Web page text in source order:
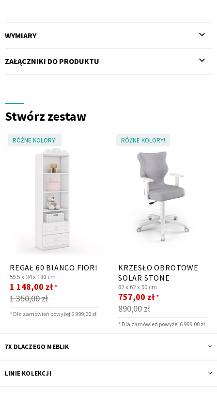
WYMIARY
ZAŁĄCZNIKI DO PRODUKTU
Stwórz zestaw
RÓŻNE KOLORY!
REGAŁ 60 BIANCO FIORI
59.5 x 34 x 180 cm
1 350,00 zł
Cena
promocyjna
1 148,00 zł *
* Dla zamówień powyżej 6 999,00 zł
RÓŻNE KOLORY!
KRZESŁO OBROTOWE
SOLAR STONE
62 x 62 x 90 cm
890,00 zł
Cena
promocyjna
757,00 zł *
* Dla zamówień powyżej 6 999,00 zł
7X DLACZEGO MEBLIK
LINIE KOLEKCJI